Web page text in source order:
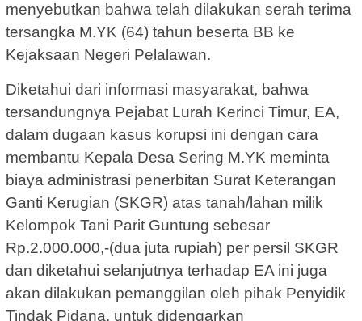
menyebutkan bahwa telah dilakukan serah terima
tersangka M.YK (64) tahun beserta BB ke
Kejaksaan Negeri Pelalawan.
Diketahui dari informasi masyarakat, bahwa
tersandungnya Pejabat Lurah Kerinci Timur, EA,
dalam dugaan kasus korupsi ini dengan cara
membantu Kepala Desa Sering M.YK meminta
biaya administrasi penerbitan Surat Keterangan
Ganti Kerugian (SKGR) atas tanah/lahan milik
Kelompok Tani Parit Guntung sebesar
Rp.2.000.000,-(dua juta rupiah) per persil SKGR
dan diketahui selanjutnya terhadap EA ini juga
akan dilakukan pemanggilan oleh pihak Penyidik
Tindak Pidana, untuk didengarkan